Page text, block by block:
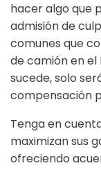
hacer algo que
admisión de
comunes que
de camión en el
sucede, solo
compensación
Tenga en
maximizan sus
ofreciendo